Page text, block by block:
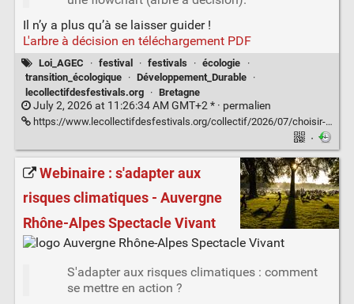
Il n’y a plus qu’à se laisser guider !
L'arbre à décision en téléchargement PDF
Loi_AGEC · festival · festivals · écologie
·
transition_écologique
· Développement_Durable
·
lecollectifdesfestivals.org
· Bretagne
July 2, 2026 at 11:26:34 AM GMT+2 * · permalien
https://www.lecollectifdesfestivals.org/collectif/2026/07/choisir-et-gerer-la-vaisselle-reemployable-de-son-evenement/
·
Webinaire : s'adapter aux
risques climatiques - Auvergne
Rhône-Alpes Spectacle Vivant
S'adapter aux risques climatiques : comment
se mettre en action ?